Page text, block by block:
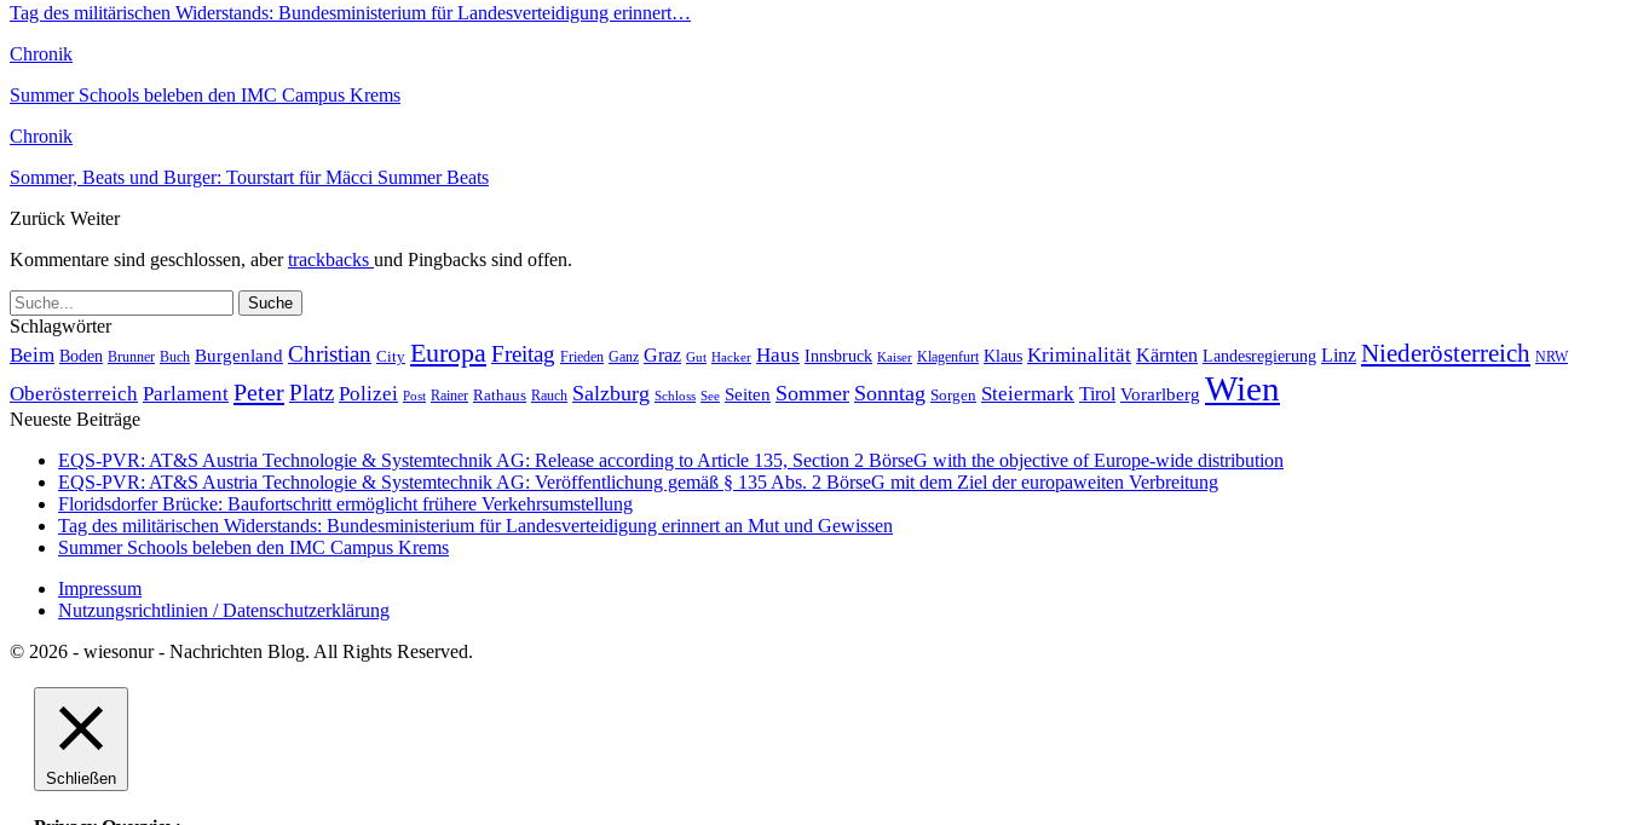
Tag des militärischen Widerstands: Bundesministerium für Landesverteidigung erinnert…
Chronik
Summer Schools beleben den IMC Campus Krems
Chronik
Sommer, Beats und Burger: Tourstart für Mäcci Summer Beats
Zurück Weiter
Kommentare sind geschlossen, abertrackbacks und Pingbacks sind offen.
Schlagwörter
Beim Boden Brunner Buch Burgenland Christian City Europa Freitag Frieden Ganz Graz Gut Hacker Haus Innsbruck Kaiser Klagenfurt Klaus Kriminalität Kärnten Landesregierung Linz Niederösterreich NRW
Oberösterreich Parlament PeterPlatz Polizei Post Rainer Rathaus Rauch Salzburg Schloss See Seiten Sommer Sonntag Sorgen Steiermark Tirol Vorarlberg Wien
Neueste Beiträge
EQS-PVR: AT&S Austria Technologie & Systemtechnik AG: Release according to Article 135, Section 2 BörseG with the objective of Europe-wide distribution
EQS-PVR: AT&S Austria Technologie & Systemtechnik AG: Veröffentlichung gemäß § 135 Abs. 2 BörseG mit dem Ziel der europaweiten Verbreitung
Floridsdorfer Brücke: Baufortschritt ermöglicht frühere Verkehrsumstellung
Tag des militärischen Widerstands: Bundesministerium für Landesverteidigung erinnert an Mut und Gewissen
Summer Schools beleben den IMC Campus Krems
Impressum
Nutzungsrichtlinien / Datenschutzerklärung
© 2026 - wiesonur - Nachrichten Blog. All Rights Reserved.
Schließen